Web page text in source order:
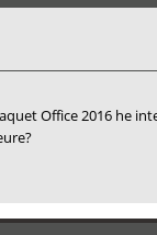
Office 2016 he